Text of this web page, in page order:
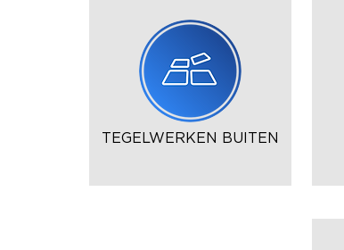
TEGELWERKEN BUITEN